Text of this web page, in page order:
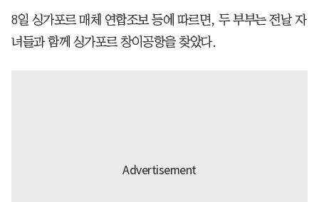
8일 싱가포르 매체 연합조보 등에 따르면, 두 부부는 전날 자
녀들과 함께 싱가포르 창이공항을 찾았다.